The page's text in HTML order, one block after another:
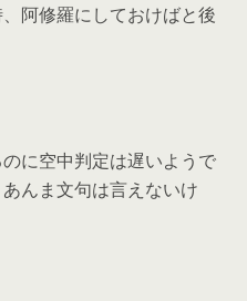
阿修羅にしておけばと後
に空中判定は遅いようで
んま文句は言えないけ